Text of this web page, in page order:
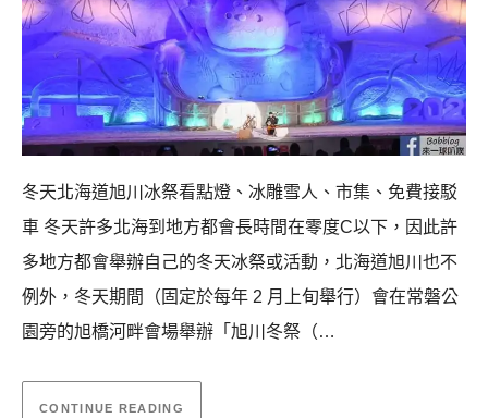
冬天北海道旭川冰祭看點燈、冰雕雪人、市集、免費接駁
車 冬天許多北海到地方都會長時間在零度C以下，因此許
多地方都會舉辦自己的冬天冰祭或活動，北海道旭川也不
例外，冬天期間（固定於每年 2 月上旬舉行）會在常磐公
園旁的旭橋河畔會場舉辦「旭川冬祭（…
CONTINUE READING